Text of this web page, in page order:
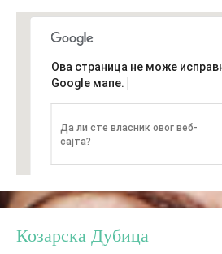
Мапа дестинација
Манифестације
Фото
Видео
Ова страница не може
Google мапе.
Да ли сте власник овог веб-
сајта?
Козарска Дубица